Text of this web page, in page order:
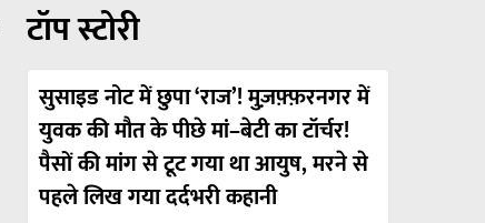
टॉप स्टोरी
सुसाइड नोट में छुपा ‘राज’! मुज़फ़्फ़रनगर में
युवक की मौत के पीछे मां–बेटी का टॉर्चर!
पैसों की मांग से टूट गया था आयुष, मरने से
पहले लिख गया दर्दभरी कहानी